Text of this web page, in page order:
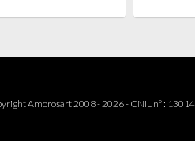
Amorosart 2008 - 2026 - CNIL n° :